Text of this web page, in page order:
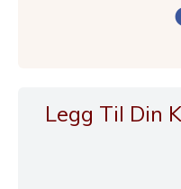
Legg Til Din